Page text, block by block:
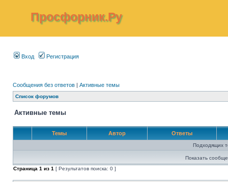
Просфорник.Ру
Вход Регистрация
Сообщения без ответов | Активные темы
Список форумов
Активные темы
Темы Автор Ответы
Подходящих
Показать
Страница 1 из 1 [ Результатов поиска: 0 ]